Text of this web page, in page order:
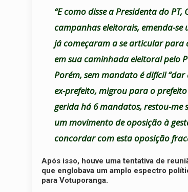
“E como disse a Presidenta do
campanhas eleitorais, emenda-
já começaram a se articular para
em sua caminhada eleitoral pelo
Porém, sem mandato é difícil
ex-prefeito, migrou para o
gerida há 6 mandatos, restou-me
um movimento de oposição à
concordar com esta oposição
Após isso, houve uma tentativa de
que englobava um amplo espectro
para Votuporanga.